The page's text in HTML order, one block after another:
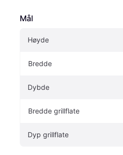
Mål
Høyde
Bredde
Dybde
Bredde grillflate
Dyp grillflate